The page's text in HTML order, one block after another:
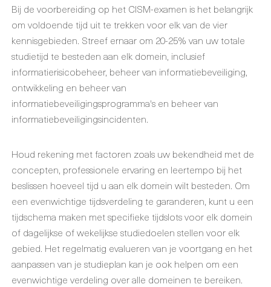
Bij de voorbereiding op het CISM-examen is het belangrijk
om voldoende tijd uit te trekken voor elk van de vier
kennisgebieden. Streef ernaar om 20-25% van uw totale
studietijd te besteden aan elk domein, inclusief
informatierisicobeheer, beheer van informatiebeveiliging,
ontwikkeling en beheer van
informatiebeveiligingsprogramma's en beheer van
informatiebeveiligingsincidenten.
Houd rekening met factoren zoals uw bekendheid met de
concepten, professionele ervaring en leertempo bij het
beslissen hoeveel tijd u aan elk domein wilt besteden. Om
een evenwichtige tijdsverdeling te garanderen, kunt u een
tijdschema maken met specifieke tijdslots voor elk domein
of dagelijkse of wekelijkse studiedoelen stellen voor elk
gebied. Het regelmatig evalueren van je voortgang en het
aanpassen van je studieplan kan je ook helpen om een
evenwichtige verdeling over alle domeinen te bereiken.